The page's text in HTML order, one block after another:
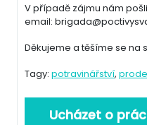
V případě zájmu nám
email:
Děkujeme a těšíme se na
Tagy: potravinářství,